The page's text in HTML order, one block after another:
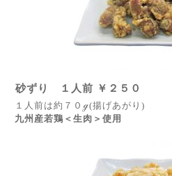
砂ずり １人前 ￥２５０
１人前は約７０ℊ(揚げあがり)
九州産若鶏＜生肉＞使用